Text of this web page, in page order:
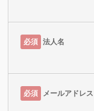
必須 法人名
必須 メールアドレス